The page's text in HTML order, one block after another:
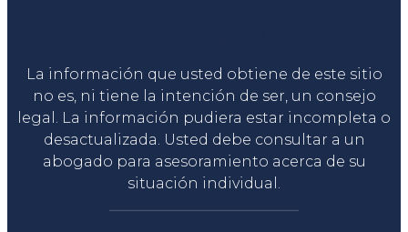
La información que usted obtiene de este sitio
no es, ni tiene la intención de ser, un consejo
legal. La información pudiera estar incompleta o
desactualizada. Usted debe consultar a un
abogado para asesoramiento acerca de su
situación individual.